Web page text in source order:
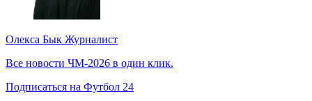
Олекса Бык Журналист
Все новости ЧМ-2026 в один клик.
Подписаться на Футбол 24